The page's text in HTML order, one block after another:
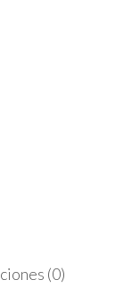
(0)